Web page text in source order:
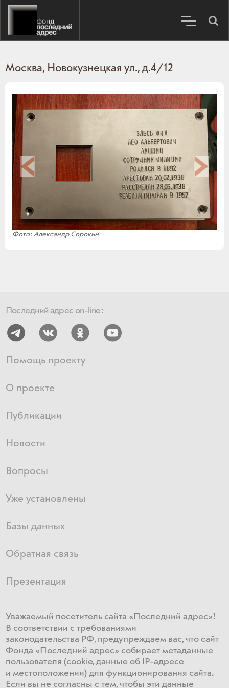
Москва, Новокузнецкая ул., д.4/12
Фото: Александр Сорокин
Последний адрес on-line:
Помощь проекту
О проекте
Публикации
Новости
Вопросы
Уже установлены
Базы данных
Обратная связь
Презентация
Уважаемый посетитель сайта «Последний адрес»!
В соответствии с требованиями
законодательства РФ, предупреждаем вас, что сайт
Фонда «Последний адрес» собирает метаданные
пользователя (cookie, данные об IP-адресе
и местоположении) для функционирования сайта​.
Если ​вы не согласны с тем, чтобы эти данные